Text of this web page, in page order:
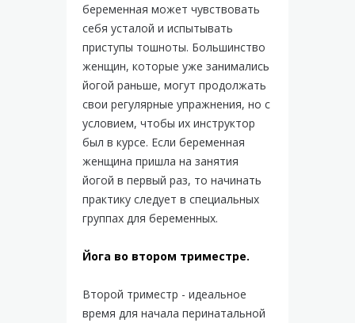
беременная может чувствовать
себя усталой и испытывать
приступы тошноты. Большинство
женщин, которые уже занимались
йогой раньше, могут продолжать
свои регулярные упражнения, но с
условием, чтобы их инструктор
был в курсе. Если беременная
женщина пришла на занятия
йогой в первый раз, то начинать
практику следует в специальных
группах для беременных.
Йога во втором триместре.
Второй триместр - идеальное
время для начала перинатальной